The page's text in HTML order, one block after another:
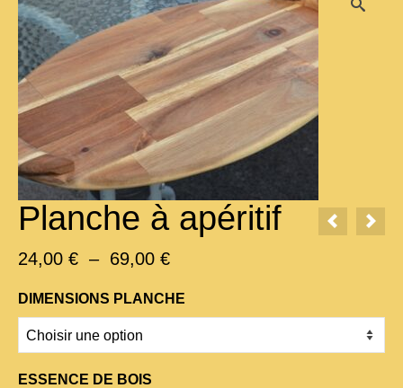
Planche à apéritif
24,00 € – 69,00 €Plage
prix :
24,00 €
à
DIMENSIONS PLANCHE
ESSENCE DE BOIS